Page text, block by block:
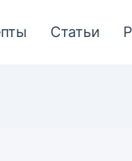
Статьи